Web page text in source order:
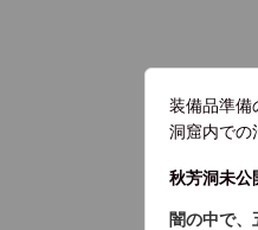
装備品準備
洞窟内での
秋芳洞未公
闇の中で、